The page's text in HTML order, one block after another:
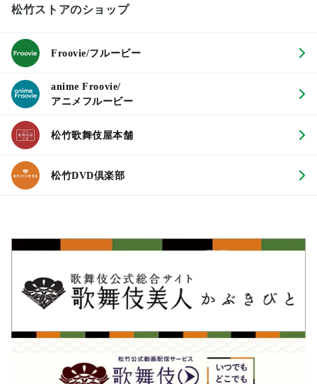
松竹ストアのショップ
Froovie/フルービー
anime Froovie/
アニメフルービー
松竹歌舞伎屋本舗
松竹DVD倶楽部